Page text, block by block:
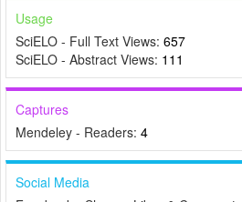
Usage
SciELO - Full Text Views: 657
SciELO - Abstract Views: 111
Captures
Mendeley - Readers: 4
Social Media